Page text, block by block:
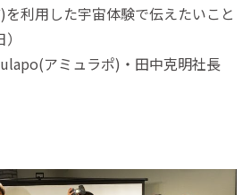
利用した宇宙体験で伝えたいこと
アミュラポ)・田中克明社長